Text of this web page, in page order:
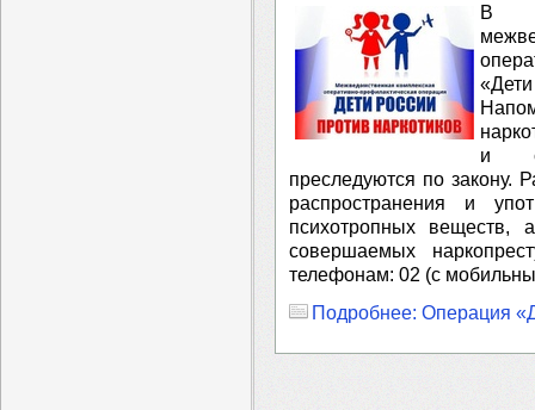
В
и
преследуются по закону.
распространения и
психотропных веществ,
совершаемых
телефонам: 02 (с
Подробнее: Операция